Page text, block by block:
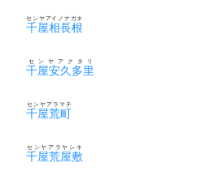
千屋相長根
センヤアイノナガネ
千屋安久多里
センヤアクタリ
千屋荒町
センヤアラマチ
千屋荒屋敷
センヤアラヤシキ